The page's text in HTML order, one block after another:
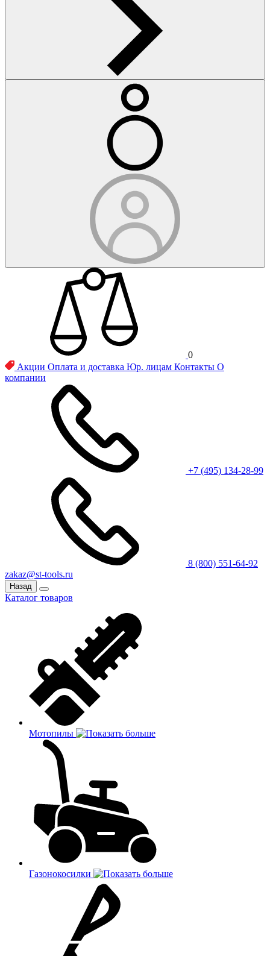
0
Акции Оплата и доставка Юр. лицам Контакты О
компании
+7 (495) 134-28-99
8 (800) 551-64-92
zakaz@st-tools.ru
Назад
Каталог товаров
Мотопилы
Газонокосилки